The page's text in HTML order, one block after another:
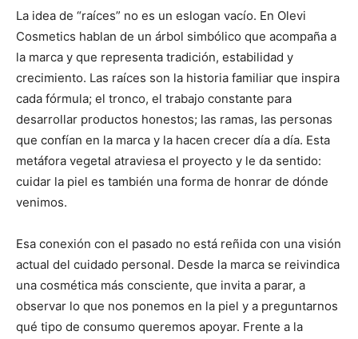
La idea de “raíces” no es un eslogan vacío. En Olevi
Cosmetics hablan de un árbol simbólico que acompaña a
la marca y que representa tradición, estabilidad y
crecimiento. Las raíces son la historia familiar que inspira
cada fórmula; el tronco, el trabajo constante para
desarrollar productos honestos; las ramas, las personas
que confían en la marca y la hacen crecer día a día. Esta
metáfora vegetal atraviesa el proyecto y le da sentido:
cuidar la piel es también una forma de honrar de dónde
venimos.
Esa conexión con el pasado no está reñida con una visión
actual del cuidado personal. Desde la marca se reivindica
una cosmética más consciente, que invita a parar, a
observar lo que nos ponemos en la piel y a preguntarnos
qué tipo de consumo queremos apoyar. Frente a la